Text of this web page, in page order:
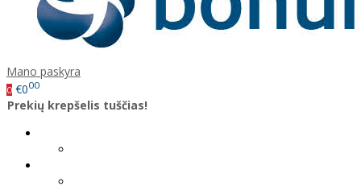
Mano paskyra
0 €000
Prekių krepšelis tuščias!